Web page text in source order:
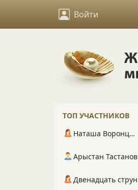
Войти
ТОП УЧАСТНИКОВ
Наташа Воронцова
Арыстан Тастанов
Двенадцать струн